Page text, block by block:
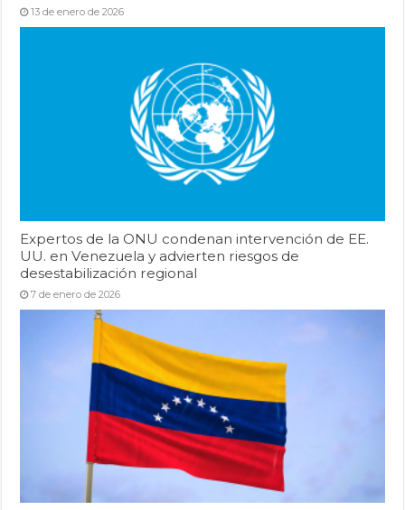
13 de enero de 2026
Expertos de la ONU condenan intervención de EE.
UU. en Venezuela y advierten riesgos de
desestabilización regional
7 de enero de 2026